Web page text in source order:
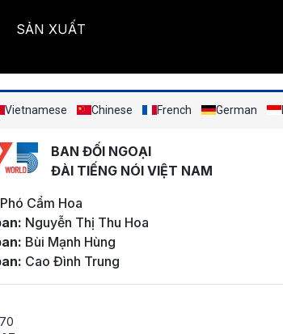
SẢN XUẤT
Vietnamese Chinese French German
BAN ĐỐI NGOẠI
ĐÀI TIẾNG NÓI VIỆT NAM
Cẩm Hoa
Nguyễn Thị Thu Hoa
Bùi Mạnh Hùng
Cao Đình Trung